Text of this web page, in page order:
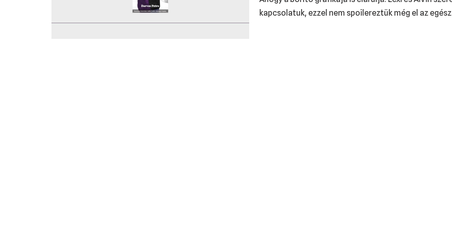
kapcsolatuk, ezzel nem spoilereztük még el az